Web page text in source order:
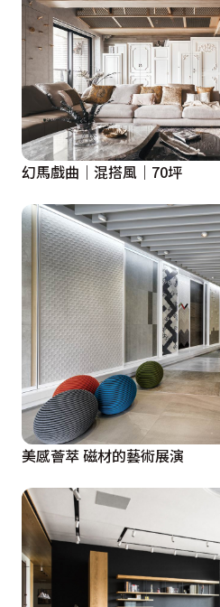
幻馬戲曲｜混搭風｜70坪
美感薈萃 磁材的藝術展演